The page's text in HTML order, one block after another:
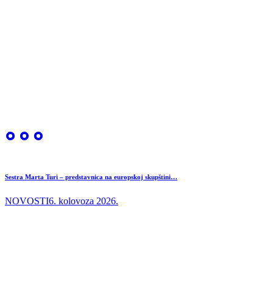
Sestra Marta Turi – predstavnica na europskoj skupštini…
NOVOSTI6. kolovoza 2026.